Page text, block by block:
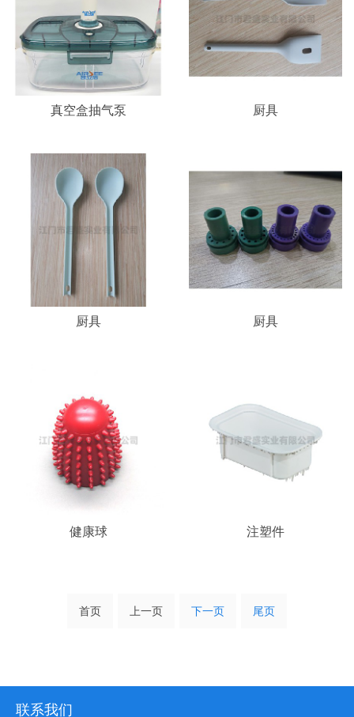
真空盒抽气泵 厨具
厨具 厨具
健康球 注塑件
首页 上一页 下一页 尾页
联系我们